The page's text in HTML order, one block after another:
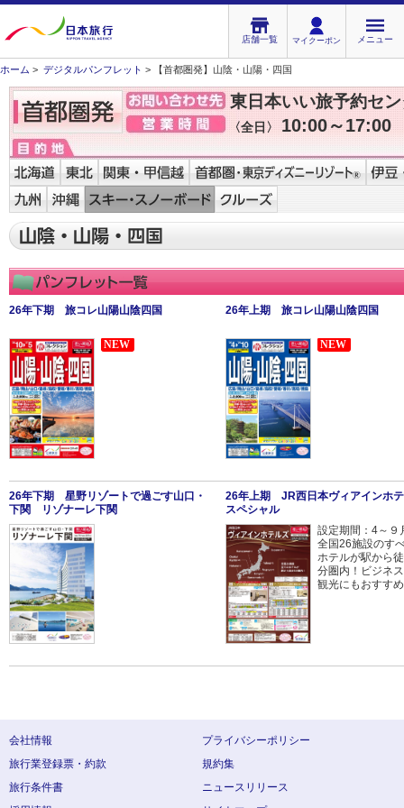
店舗一覧 マイクーポン メニュー
ホーム > デジタルパンフレット > 【首都圏発】山陰・山陽・四国
東日本いい旅予約セ
〈全日〉 10:00～17:00
26年下期 旅コレ山陽山陰四国 26年上期 旅コレ山陽山陰四国
NEW NEW
26年下期 星野リゾートで過ごす山口・
下関 リゾナーレ下関
26年上期 JR西日本ヴィアインホ
スペシャル
設定期間：4～
全国26施設のす
ホテルが駅から
分圏内！ビジネ
観光にもおすす
会社情報
プライバシーポリシー
旅行業登録票・約款
規約集
旅行条件書
ニュースリリース